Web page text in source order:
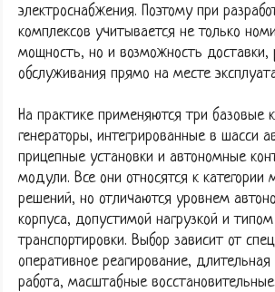
электроснабжения. Поэтому при
комплексов учитывается не только
мощность, но и возможность доставки,
обслуживания прямо на месте
На практике применяются три базовые
генераторы, интегрированные в шасси
прицепные установки и автономные
модули. Все они относятся к категории
решений, но отличаются уровнем
корпуса, допустимой нагрузкой и типом
транспортировки. Выбор зависит от
оперативное реагирование,
работа, масштабные